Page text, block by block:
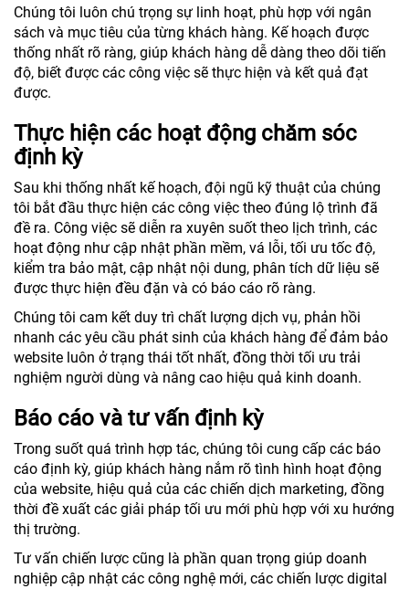
Chúng tôi luôn chú trọng sự linh hoạt, phù hợp với ngân
sách và mục tiêu của từng khách hàng. Kế hoạch được
thống nhất rõ ràng, giúp khách hàng dễ dàng theo dõi tiến
độ, biết được các công việc sẽ thực hiện và kết quả đạt
được.
Thực hiện các hoạt động chăm sóc
định kỳ
Sau khi thống nhất kế hoạch, đội ngũ kỹ thuật của chúng
tôi bắt đầu thực hiện các công việc theo đúng lộ trình đã
đề ra. Công việc sẽ diễn ra xuyên suốt theo lịch trình, các
hoạt động như cập nhật phần mềm, vá lỗi, tối ưu tốc độ,
kiểm tra bảo mật, cập nhật nội dung, phân tích dữ liệu sẽ
được thực hiện đều đặn và có báo cáo rõ ràng.
Chúng tôi cam kết duy trì chất lượng dịch vụ, phản hồi
nhanh các yêu cầu phát sinh của khách hàng để đảm bảo
website luôn ở trạng thái tốt nhất, đồng thời tối ưu trải
nghiệm người dùng và nâng cao hiệu quả kinh doanh.
Báo cáo và tư vấn định kỳ
Trong suốt quá trình hợp tác, chúng tôi cung cấp các báo
cáo định kỳ, giúp khách hàng nắm rõ tình hình hoạt động
của website, hiệu quả của các chiến dịch marketing, đồng
thời đề xuất các giải pháp tối ưu mới phù hợp với xu hướng
thị trường.
Tư vấn chiến lược cũng là phần quan trọng giúp doanh
nghiệp cập nhật các công nghệ mới, các chiến lược digital